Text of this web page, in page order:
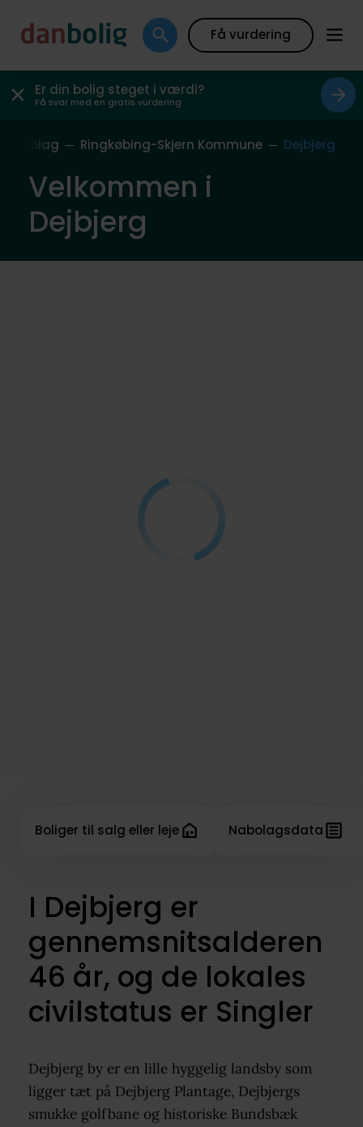
Få vurdering
Er din bolig steget i værdi?
Få svar med en gratis vurdering
Nabolag Ringkøbing-Skjern Kommune Dejbjerg
Velkommen i
Dejbjerg
Boliger til salg eller leje Nabolagsdata
I Dejbjerg er
gennemsnitsalderen
46 år, og de lokales
civilstatus er Singler
Dejbjerg by er en lille hyggelig landsby som
ligger tæt på Dejbjerg Plantage, Dejbjergs
smukke golfbane og historiske Bundsbæk